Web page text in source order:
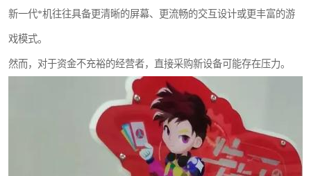
新一代*机往往具备更清晰的屏幕、更流畅的交互设计或更丰富的游
戏模式。
然而，对于资金不充裕的经营者，直接采购新设备可能存在压力。